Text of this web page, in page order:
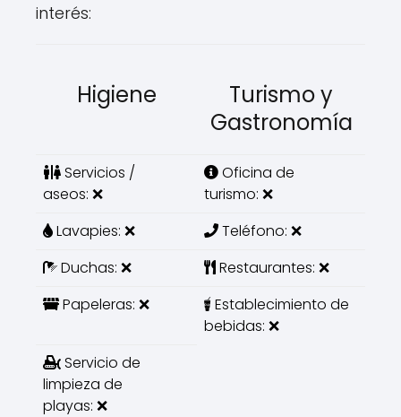
interés:
Higiene
Turismo y
Gastronomía
Servicios /
aseos: ❌
Oficina de
turismo: ❌
Lavapies: ❌
Teléfono: ❌
Duchas: ❌
Restaurantes: ❌
Papeleras: ❌
Establecimiento de
bebidas: ❌
Servicio de
limpieza de
playas: ❌